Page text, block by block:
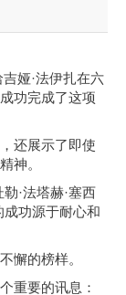
娅·法伊扎在六
功完成了这项
还展示了即使
神。
·法塔赫·塞西
成功源于耐心和
懈的榜样。
重要的讯息：